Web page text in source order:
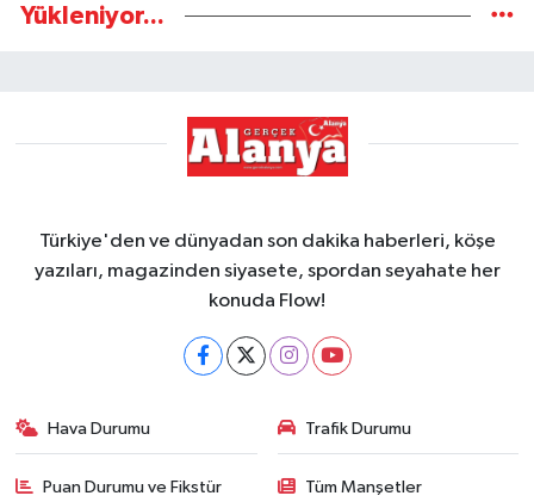
Yükleniyor...
Türkiye'den ve dünyadan son dakika haberleri, köşe
yazıları, magazinden siyasete, spordan seyahate her
konuda Flow!
Hava Durumu Trafik Durumu
Puan Durumu ve Fikstür Tüm Manşetler